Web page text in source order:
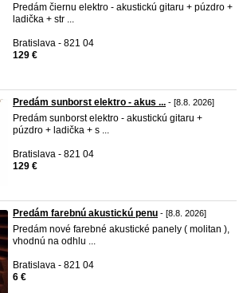
Predám čiernu elektro - akustickú gitaru + púzdro +
ladička + str ...
Bratislava - 821 04
129 €
Predám sunborst elektro - akus ... - [8.8. 2026]
Predám sunborst elektro - akustickú gitaru +
púzdro + ladička + s ...
Bratislava - 821 04
129 €
Predám farebnú akustickú penu - [8.8. 2026]
Predám nové farebné akustické panely ( molitan ),
vhodnú na odhlu ...
Bratislava - 821 04
6 €